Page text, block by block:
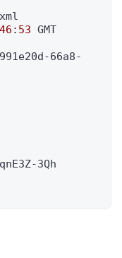
БД
Keepalived
46 : 53 GMT
66a8-